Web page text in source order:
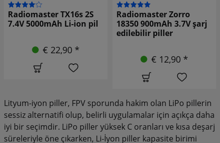
Radiomaster TX16s 2S
7.4V 5000mAh Li-ion pil
€ 22,90 *
Radiomaster Zorro
18350 900mAh 3.7V şarj
edilebilir piller
€ 12,90 *
Lityum-iyon piller, FPV sporunda hakim olan LiPo pillerin
sessiz alternatifi olup, belirli uygulamalar için açıkça daha
iyi bir seçimdir. LiPo piller yüksek C oranları ve kısa deşarj
süreleriyle öne çıkarken, Li-İyon piller kapasite birimi